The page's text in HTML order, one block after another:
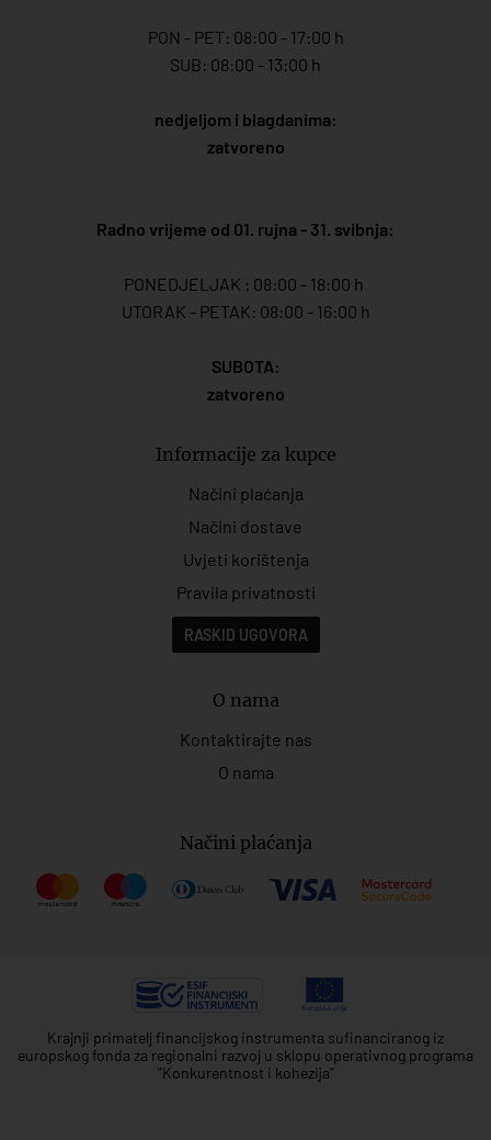
PON - PET: 08:00 - 17:00 h
SUB: 08:00 - 13:00 h
nedjeljom i blagdanima:
zatvoreno
Radno vrijeme od 01. rujna - 31. svibnja:
PONEDJELJAK : 08:00 - 18:00 h
UTORAK - PETAK: 08:00 - 16:00 h
SUBOTA:
zatvoreno
Informacije za kupce
Načini plaćanja
Načini dostave
Uvjeti korištenja
Pravila privatnosti
RASKID UGOVORA
O nama
Kontaktirajte nas
O nama
Načini plaćanja
Krajnji primatelj financijskog instrumenta sufinanciranog iz
europskog fonda za regionalni razvoj u sklopu operativnog programa
"Konkurentnost i kohezija"